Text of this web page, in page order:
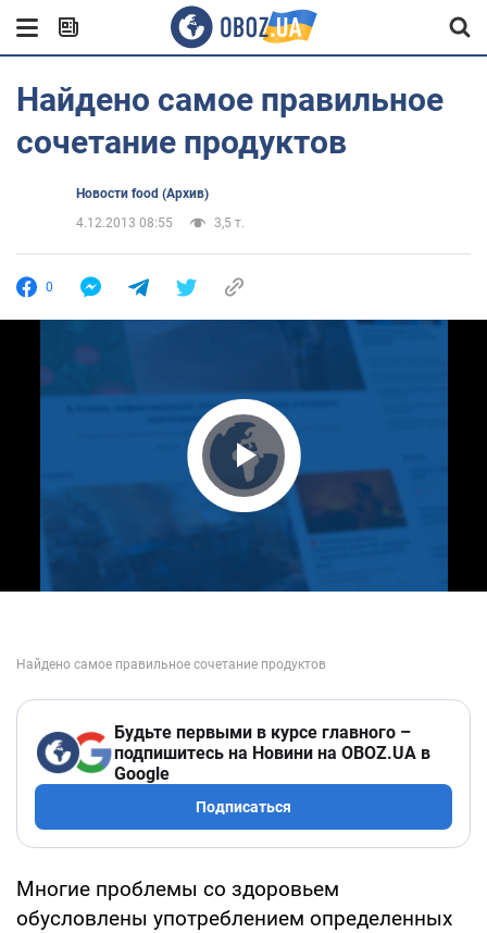
Найдено самое правильное
сочетание продуктов
Новости food (Архив)
4.12.2013 08:55
3,5 т.
0
Play Video
Будьте первыми в курсе главного –
подпишитесь на Новини на OBOZ.UA в
Google
Подписаться
Многие проблемы со здоровьем
обусловлены употреблением определенных